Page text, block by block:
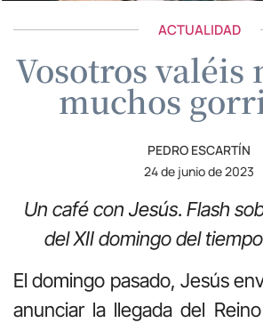
ACTUALIDAD
Vosotros valéis
muchos
PEDRO ESCARTÍN
24 de junio de 2023
Un café con Jesús. Flash
del XII domingo del
El domingo pasado, Jesús
anunciar la llegada del